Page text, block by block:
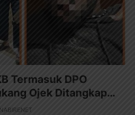
Termasuk DPO
Ojek Ditangkap…
NABIRENET